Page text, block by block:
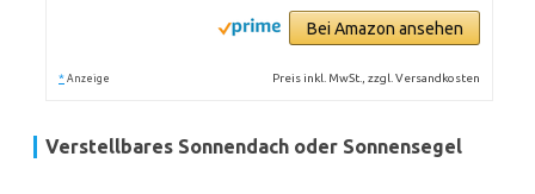
Bei Amazon ansehen
* Anzeige Preis inkl. MwSt., zzgl. Versandkosten
Verstellbares Sonnendach oder Sonnensegel